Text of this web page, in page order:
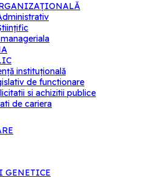
instituțională
de functionare
si achizitii publice
de cariera
GENETICE